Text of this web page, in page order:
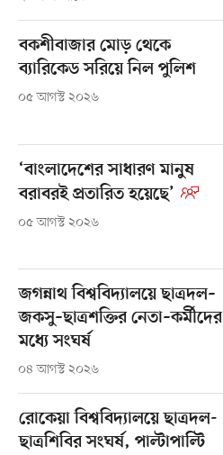
বকশীবাজার মোড় থেকে
ব্যারিকেড সরিয়ে নিল পুলিশ
০৫ আগস্ট ২০২৬
‘বাংলাদেশের সাধারণ মানুষ
বরাবরই প্রতারিত হয়েছে’
০৫ আগস্ট ২০২৬
জগন্নাথ বিশ্ববিদ্যালয়ে ছাত্রদল–
জকসু–ছাত্রশক্তির নেতা–কর্মীদের
মধ্যে সংঘর্ষ
০৪ আগস্ট ২০২৬
রোকেয়া বিশ্ববিদ্যালয়ে ছাত্রদল-
ছাত্রশিবির সংঘর্ষ, পাল্টাপাল্টি